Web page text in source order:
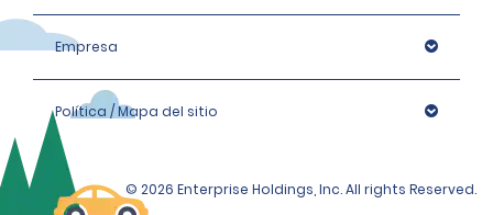
tenga menos de 90 días de antigüedad.
solicitar pruebas de identidad adicionales o llevar a
cabo verificaciones adicionales de identificación, si es
necesario, las cuales pueden incluir verificaciones de
identidad con una organización externa.
Empresa
Política / Mapa del sitio
© 2026 Enterprise Holdings, Inc. All rights Reserved.